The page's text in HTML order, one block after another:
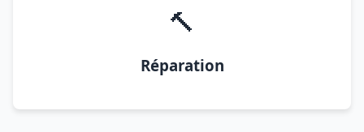
🔨
Réparation